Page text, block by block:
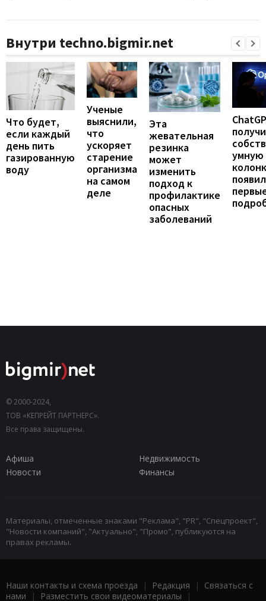
Внутри techno.bigmir.net
Что будет,
если каждый
день пить
газированную
воду
Ученые
выяснили,
что
ускоряет
старение
организма
на самом
деле
Эта
жевательная
резинка
может
изменить
подход к
профилактике
опасных
заболеваний
умную
© 2000-2024,
ТОВ «КЕПРЕЙТ ПАРТНЕРС».
Все права защищены.
Афиша
Недвижимость
Новости
Финансы
Материалы, отмеченные знаками "Реклама", "PR", "Спецпроект",
"Новости компаний", "Актуально", "Промо", публикуются на
правах рекламы.
Наши контакты и схема проезда | Редакция | Связаться с
нами | Разместить свои видеоматериалы |